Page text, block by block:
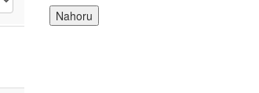
Nahoru